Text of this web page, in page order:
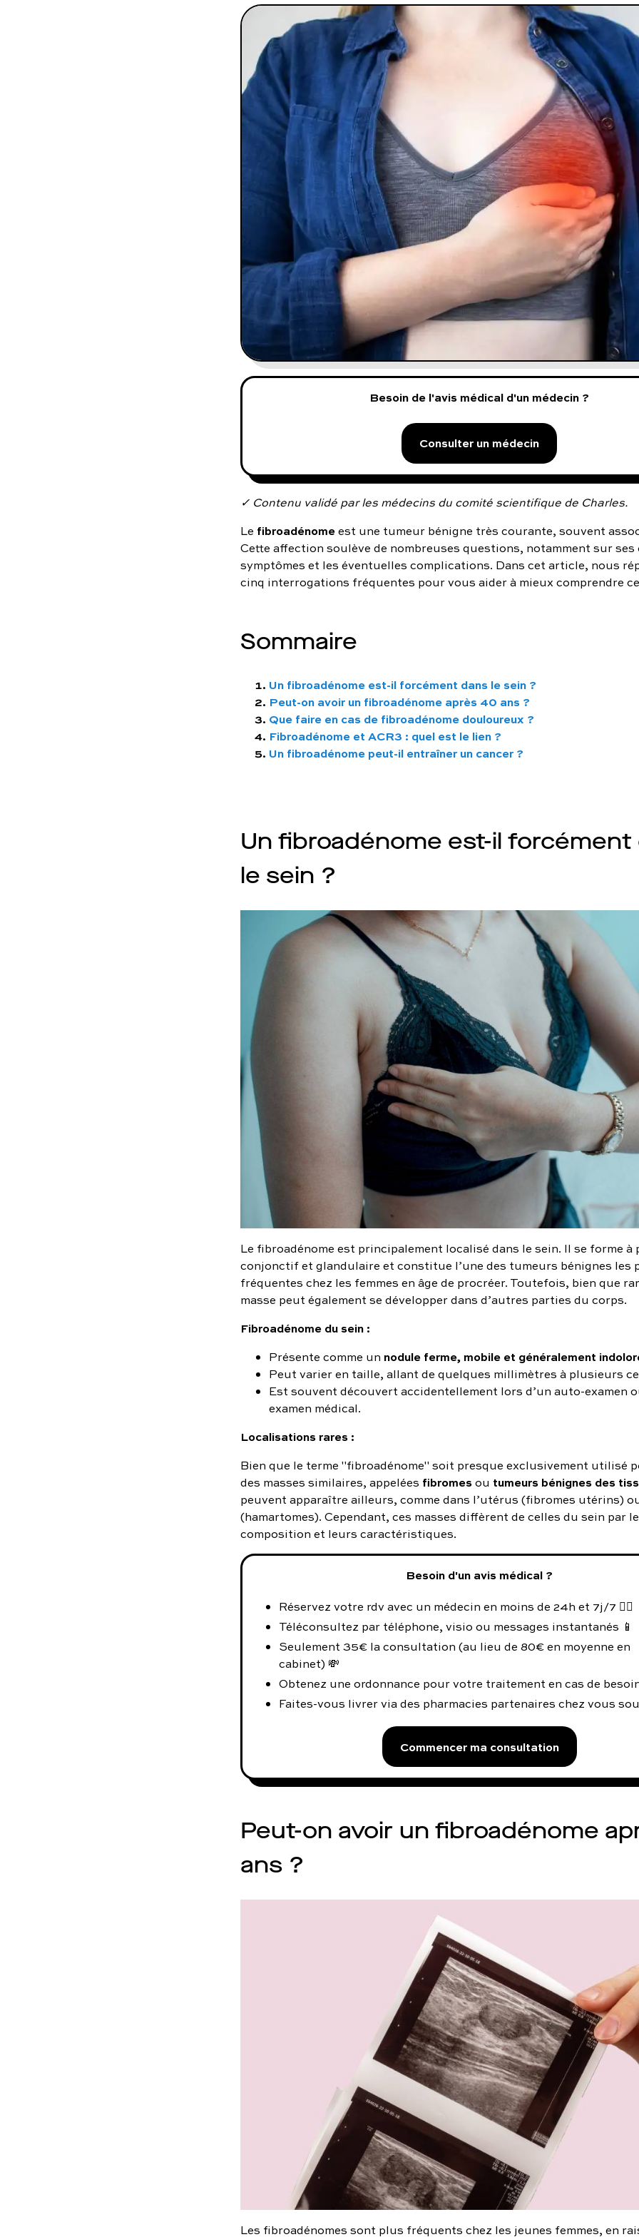
Toutes nos pathologiessexuelles
Besoin de l'avis médical d'un médecin ?
Consulter un médecin
✓ Contenu validé par les médecins du comité scientifique de Charles.
Le fibroadénomeest une tumeur bénigne très courante, souvent
Cette affection soulève de nombreuses questions, notamment sur ses
symptômes et les éventuelles complications. Dans cet article, nous
cinq interrogations fréquentes pour vous aider à mieux comprendre
Sommaire
Un fibroadénome est-il forcément dans le sein ?
Peut-on avoir un fibroadénome après 40 ans ?
Que faire en cas de fibroadénome douloureux ?
Fibroadénome et ACR3 : quel est le lien ?
Un fibroadénome peut-il entraîner un cancer ?
Un fibroadénome est-il forcément
le sein ?
Le fibroadénome est principalement localisé dans le sein. Il se forme
conjonctif et glandulaire et constitue l’une des tumeurs bénignes les
fréquentes chez les femmes en âge de procréer. Toutefois, bien que
masse peut également se développer dans d’autres parties du corps.
Fibroadénome du sein :
Présente comme un nodule ferme, mobile et généralement
Peut varier en taille, allant de quelques millimètres à plusieurs
Est souvent découvert accidentellement lors d’un auto-examen
examen médical.
Localisations rares :
Bien que le terme "fibroadénome" soit presque exclusivement utilisé
des masses similaires, appelées fibromesou tumeurs bénignes des
peuvent apparaître ailleurs, comme dans l’utérus (fibromes utérins)
(hamartomes). Cependant, ces masses diffèrent de celles du sein par
composition et leurs caractéristiques.
Besoin d'un avis médical ?
Réservez votre rdv avec un médecin en moins de 24h et 7j/7 👨‍⚕️
Téléconsultez par téléphone, visio ou messages instantanés 📱
Seulement 35€ la consultation (au lieu de 80€ en moyenne en
cabinet) 💸
Obtenez une ordonnance pour votre traitement en cas de
Faites-vous livrer via des pharmacies partenaires chez vous
Commencer ma consultation
Peut-on avoir un fibroadénome
ans ?
Les fibroadénomes sont plus fréquents chez les jeunes femmes, en